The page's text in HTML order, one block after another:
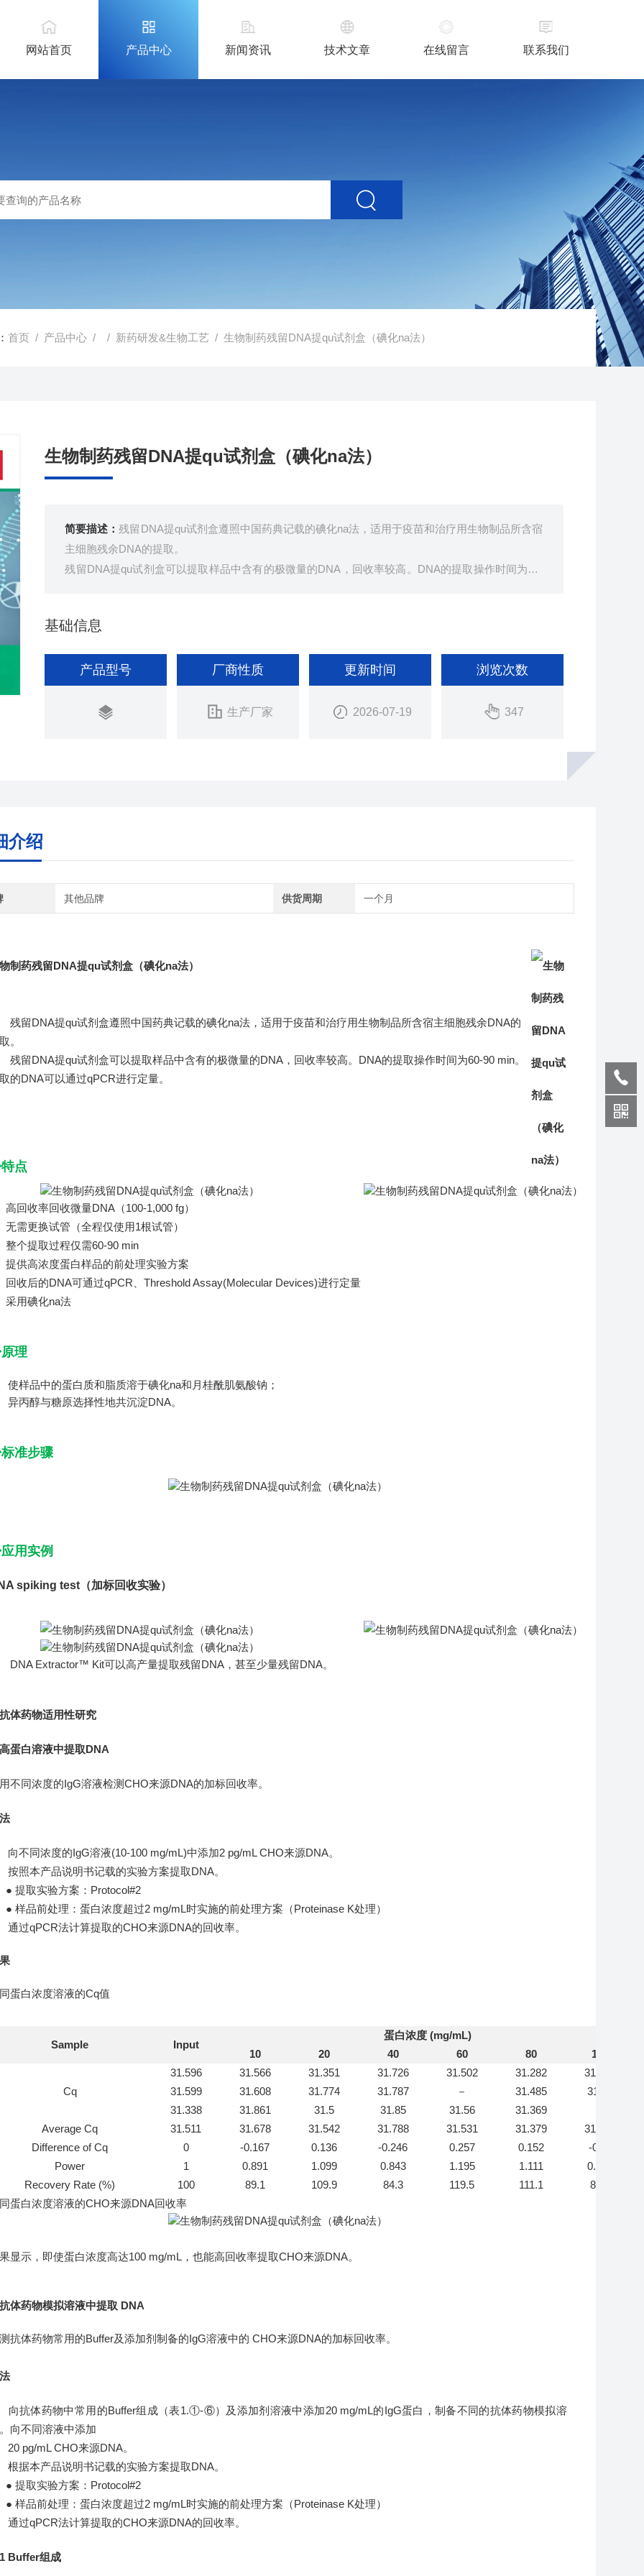
网站首页 产品中心 新闻资讯 技术文章 在线留言 联系我们
首页 / 产品中心 / / 新药研发&生物工艺 / 生物制药残留DNA提qu试剂盒（碘化na法）
生物制药残留DNA提qu试剂盒（碘化na法）
简要描述：残留DNA提qu试剂盒遵照中国药典记载的碘化na法，适用于疫苗和治疗用生物制品所含宿
主细胞残余DNA的提取。
残留DNA提qu试剂盒可以提取样品中含有的极微量的DNA，回收率较高。DNA的提取操作时间为60-
基础信息
产品型号 厂商性质
生产厂家
更新时间
2026-07-19
浏览次数
347
介绍
其他品牌 供货周期 一个月
制药残留DNA提qu试剂盒（碘化na法）
残留DNA提qu试剂盒遵照中国药典记载的碘化na法，适用于疫苗和治疗用生物制品所含宿主细胞残余DNA的
。
残留DNA提qu试剂盒可以提取样品中含有的极微量的DNA，回收率较高。DNA的提取操作时间为60-90 min。
的DNA可以通过qPCR进行定量。
点
高回收率回收微量DNA（100-1,000 fg）
无需更换试管（全程仅使用1根试管）
整个提取过程仅需60-90 min
提供高浓度蛋白样品的前处理实验方案
回收后的DNA可通过qPCR、Threshold Assay(Molecular Devices)进行定量
采用碘化na法
理
样品中的蛋白质和脂质溶于碘化na和 月桂酰肌氨酸钠 ；
丙醇与糖原选择性地共沉淀DNA。
准步骤
用实例
spiking test（加标回收实验）
DNA Extractor™ Kit可以高产量提取残留DNA，甚至少量残留DNA。
体药物适用性研究
蛋白溶液中提取DNA
不同浓度的IgG溶液检测CHO来源DNA的加标回收率。
向不同浓度的IgG溶液(10-100 mg/mL)中添加2 pg/mL CHO来源DNA。
按照本产品说明书记载的实验方案提取DNA。
提取实验方案：Protocol#2
样品前处理：蛋白浓度超过2 mg/mL时实施的前处理方案（Proteinase K处理）
通过qPCR法计算提取的CHO来源DNA的回收率。
蛋白浓度溶液的Cq值
Sample Input
蛋白浓度 (mg/mL)
10
20 40 60 80 100
Cq
31.596 31.566 31.351 31.726 31.502 31.282
31.658
31.599
31.608 31.774 31.787 － 31.485
31.66
31.338
31.861 31.5 31.85 31.56 31.369
Average Cq
31.511 31.678 31.542 31.788 31.531 31.379
31.659
Difference of Cq
0 -0.167 0.136 -0.246 0.257 0.152
-0.28
Power
1 0.891 1.099 0.843 1.195 1.111
0.824
Recovery Rate (%)
100 89.1 109.9 84.3 119.5 111.1
82.4
蛋白浓度溶液的CHO来源DNA回收率
显示，即使蛋白浓度高达100 mg/mL，也能高回收率提取CHO来源DNA。
体药物模拟溶液中提取 DNA
抗体药物常用的Buffer及添加剂制备的IgG溶液中的 CHO来源DNA的加标回收率。
向抗体药物中常用的Buffer组成（表1.①-⑥）及添加剂溶液中添加20 mg/mL的IgG蛋白，制备不同的抗体药物模拟溶
向不同溶液中添加
20 pg/mL CHO来源DNA。
根据本产品说明书记载的实验方案提取DNA。
提取实验方案：Protocol#2
样品前处理：蛋白浓度超过2 mg/mL时实施的前处理方案（Proteinase K处理）
通过qPCR法计算提取的CHO来源DNA的回收率。
Buffer组成